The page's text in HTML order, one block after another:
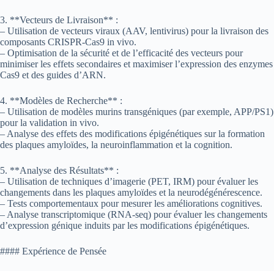
3. **Vecteurs de Livraison** :
– Utilisation de vecteurs viraux (AAV, lentivirus) pour la livraison des
composants CRISPR-Cas9 in vivo.
– Optimisation de la sécurité et de l’efficacité des vecteurs pour
minimiser les effets secondaires et maximiser l’expression des enzymes
Cas9 et des guides d’ARN.
4. **Modèles de Recherche** :
– Utilisation de modèles murins transgéniques (par exemple, APP/PS1)
pour la validation in vivo.
– Analyse des effets des modifications épigénétiques sur la formation
des plaques amyloïdes, la neuroinflammation et la cognition.
5. **Analyse des Résultats** :
– Utilisation de techniques d’imagerie (PET, IRM) pour évaluer les
changements dans les plaques amyloïdes et la neurodégénérescence.
– Tests comportementaux pour mesurer les améliorations cognitives.
– Analyse transcriptomique (RNA-seq) pour évaluer les changements
d’expression génique induits par les modifications épigénétiques.
#### Expérience de Pensée